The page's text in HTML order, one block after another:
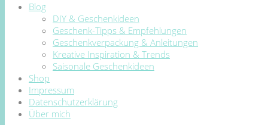
Blog
DIY & Geschenkideen
Geschenk-Tipps & Empfehlungen
Geschenkverpackung & Anleitungen
Kreative Inspiration & Trends
Saisonale Geschenkideen
Shop
Impressum
Datenschutzerklärung
Über mich